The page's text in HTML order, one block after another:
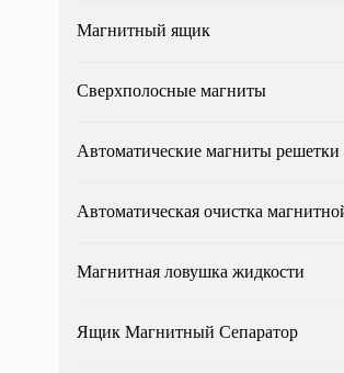
Магнитный ящик
Сверхполосные магниты
Автоматические магниты решетки
Автоматическая очистка
Магнитная ловушка жидкости
Ящик Магнитный Сепаратор